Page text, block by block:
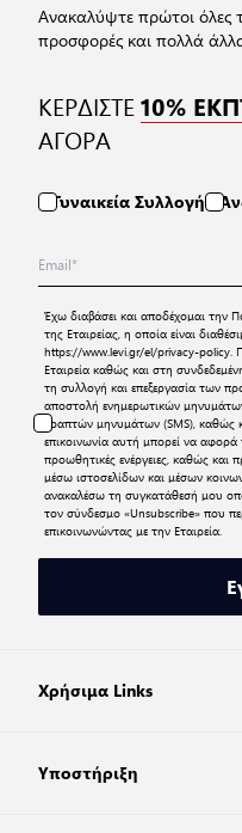
Ανακαλύψτε πρώτοι όλες
προσφορές και πολλά
ΚΕΡΔΙΣΤΕ10%
ΑΓΟΡΑ
Γυναικεία Συλλογή
Έχω διαβάσει και αποδέχομαι την
της Εταιρείας, η οποία είναι
https://www.levi.gr/el/privacy-policy.
Εταιρεία καθώς και στη
τη συλλογή και επεξεργασία των
αποστολή ενημερωτικών
γραπτών μηνυμάτων (SMS), καθώς
επικοινωνία αυτή μπορεί να
προωθητικές ενέργειες, καθώς και
μέσω ιστοσελίδων και μέσων
ανακαλέσω τη συγκατάθεσή μου
τον σύνδεσμο «Unsubscribe» που
επικοινωνώντας με την Εταιρεία.
Χρήσιμα Links
Υποστήριξη